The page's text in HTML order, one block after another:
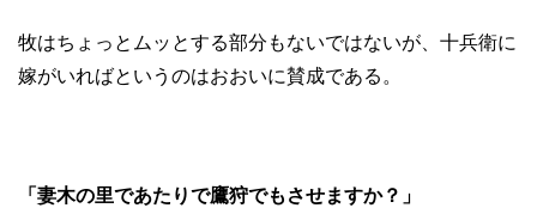
牧はちょっとムッとする部分もないではないが、十兵衛に
嫁がいればというのはおおいに賛成である。
「妻木の里であたりで鷹狩でもさせますか？」